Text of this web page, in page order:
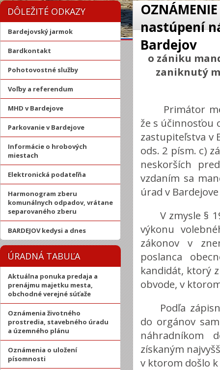
DÔLEŽITÉ ODKAZY
Bardejovský jarmok
Bardkontakt
Pohotovostné služby
Voľby a referendum
MHD v Bardejove
Parkovanie v Bardejove
Informácie o hrobových
miestach
Elektronická podateľňa
Harmonogram zberu
komunálnych odpadov, vrátane
separovaného zberu
BARDEJOV kedysi a dnes
ÚRADNÁ TABUĽA
Aktuálna ponuka predaja a
prenájmu majetku mesta,
obchodné verejné súťaže
Oznámenia životného
prostredia, stavebného úradu
a územného plánu
Oznámenia o uložení
písomnosti
nastúpení
Bardejov
o zániku
zaniknutý
Primátor
že s účinnosťou
zastupiteľstva v
ods. 2 písm. c)
neskorších
vzdaním sa
úrad v
V zmysle §
výkonu
zákonov v
poslanca
kandidát, ktorý
obvode, v
Podľa
do orgánov
náhradníkom
získaným
v ktorom došlo